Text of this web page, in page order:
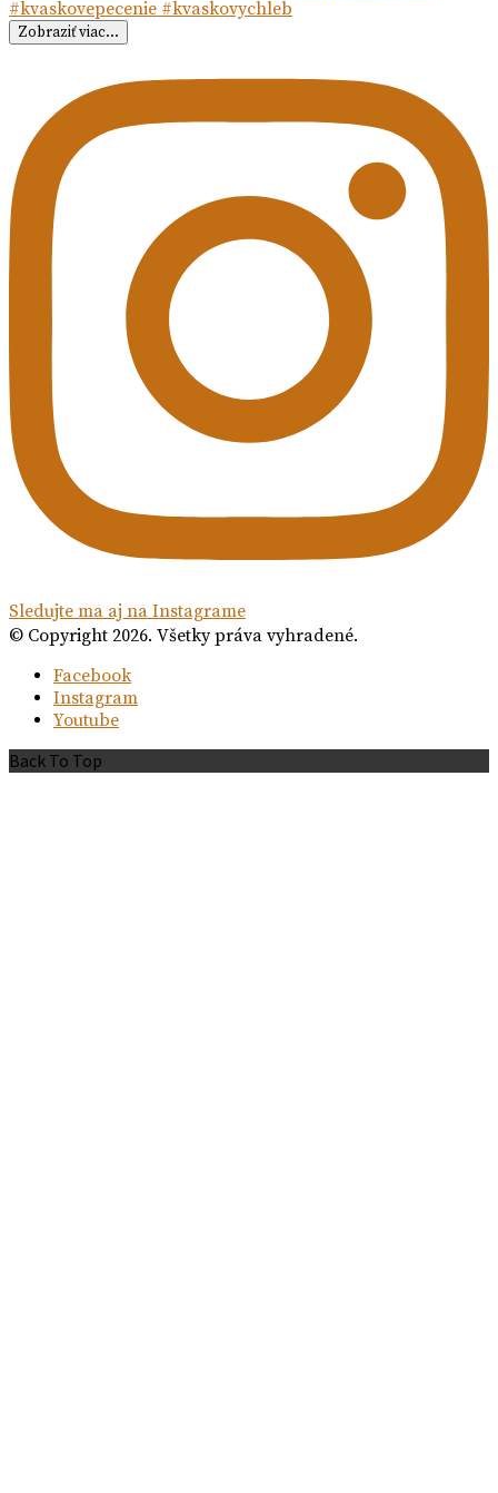
Zobraziť viac...
Sledujte ma aj na Instagrame
© Copyright 2026. Všetky práva vyhradené.
Facebook
Instagram
Youtube
Back To Top